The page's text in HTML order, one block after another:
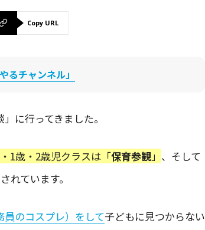
Copy URL
るチャンネル」
に行ってきました。
1歳・2歳児クラスは「保育参観」 、そして
れています。
のコスプレ）をして子どもに見つからない